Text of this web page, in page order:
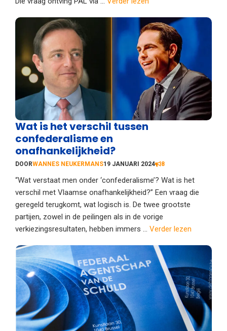
Wat is het verschil tussen
confederalisme en
onafhankelijkheid?
DOORWANNES NEUKERMANS19 JANUARI 2024 8
“Wat verstaat men onder ‘confederalisme’? Wat is het
verschil met Vlaamse onafhankelijkheid?” Een vraag die
geregeld terugkomt, wat logisch is. De twee grootste
partijen, zowel in de peilingen als in de vorige
verkiezingsresultaten, hebben immers ... Verder lezen